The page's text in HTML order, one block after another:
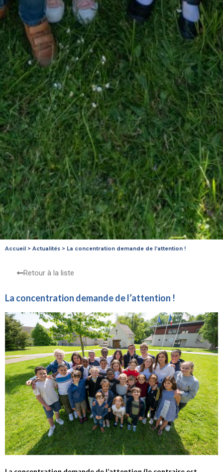
Accueil > Actualités > La concentration demande de l’attention !
Retour à la liste
La concentration demande de l’attention !